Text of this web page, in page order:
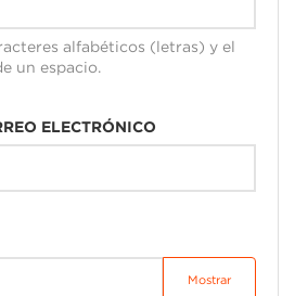
alfabéticos (letras) y el
un espacio.
ELECTRÓNICO
Mostrar